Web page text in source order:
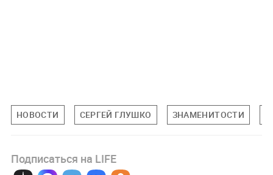
НОВОСТИ СЕРГЕЙ ГЛУШКО ЗНАМЕНИТОСТИ
Подписаться на LIFE